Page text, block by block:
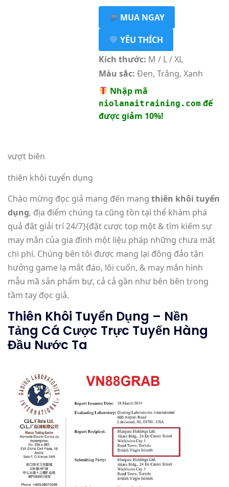
MUA NGAY
YÊU THÍCH
Kích thước: M / L / XL
Màu sắc: Đen, Trắng, Xanh
Nhập mã
niolanaitraining.com để
được giảm 10%!
vượt biên
thiên khôi tuyển dụng
Chào mừng đọc giả mang đến mang thiên khôi tuyển
dụng, địa điểm chúng ta cũng tồn tại thể khám phá
quả đât giải trí 24/7}{đặt cược top một & tìm kiếm sự
may mắn của gia đình một liệu pháp những chưa mất
chi phí. Chúng bên tôi được mang lại đông đảo tận
hưởng game lạ mắt đáo, lôi cuốn, & may mắn hình
mẫu mã sản phẩm bự, cả cả gần như bên bên trong
tầm tay đọc giả.
Thiên Khôi Tuyển Dụng – Nền
Tảng Cá Cược Trực Tuyến Hàng
Đầu Nước Ta